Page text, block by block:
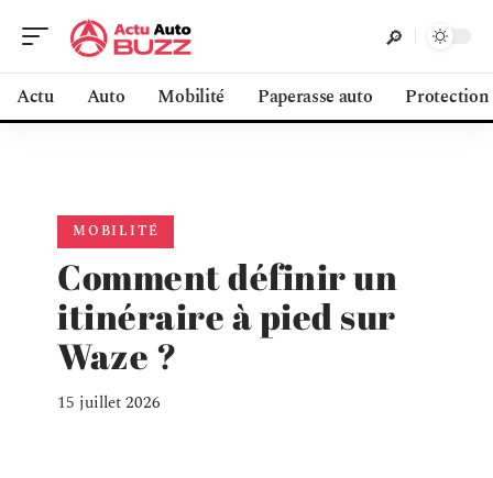
Actu Auto Mobilité Paperasse auto Protection
MOBILITÉ
Comment définir un
itinéraire à pied sur
Waze ?
15 juillet 2026